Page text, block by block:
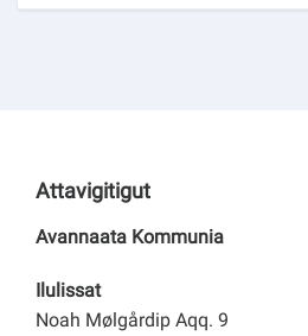
Attavigitigut
Avannaata Kommunia
Ilulissat
Noah Mølgårdip Aqq. 9